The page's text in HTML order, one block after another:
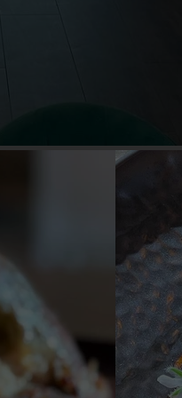
dwukrotnie, aby
rozmiar i
parametry
tekstowych